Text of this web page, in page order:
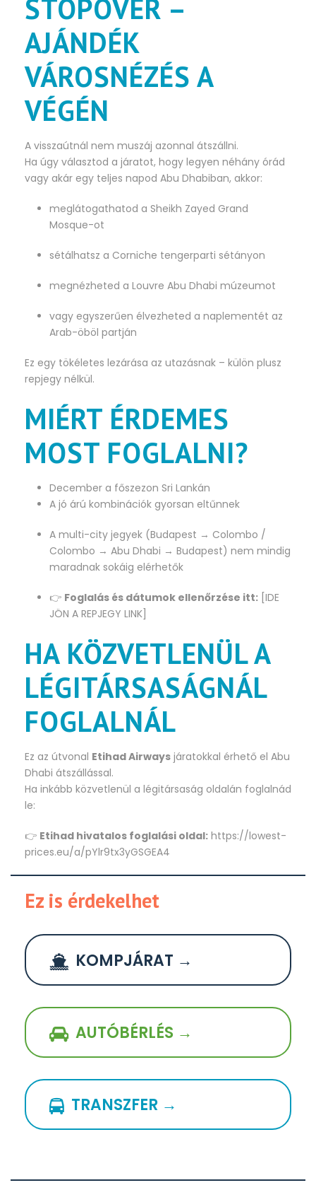
STOPOVER –
AJÁNDÉK
VÁROSNÉZÉS A
VÉGÉN
A visszaútnál nem muszáj azonnal átszállni.
Ha úgy választod a járatot, hogy legyen néhány órád
vagy akár egy teljes napod Abu Dhabiban, akkor:
meglátogathatod a Sheikh Zayed Grand
Mosque-ot
sétálhatsz a Corniche tengerparti sétányon
megnézheted a Louvre Abu Dhabi múzeumot
vagy egyszerűen élvezheted a naplementét az
Arab-öböl partján
Ez egy tökéletes lezárása az utazásnak – külön plusz
repjegy nélkül.
MIÉRT ÉRDEMES
MOST FOGLALNI?
December a főszezon Sri Lankán
A jó árú kombinációk gyorsan eltűnnek
A multi-city jegyek (Budapest → Colombo /
Colombo → Abu Dhabi → Budapest) nem mindig
maradnak sokáig elérhetők
👉 Foglalás és dátumok ellenőrzése itt: [IDE
JÖN A REPJEGY LINK]
HA KÖZVETLENÜL A
LÉGITÁRSASÁGNÁL
FOGLALNÁL
Ez az útvonal Etihad Airways járatokkal érhető el Abu
Dhabi átszállással.
Ha inkább közvetlenül a légitársaság oldalán foglalnád
le:
👉 Etihad hivatalos foglalási oldal: https://lowest-
prices.eu/a/pYlr9tx3yGSGEA4
Ez is érdekelhet
KOMPJÁRAT →
AUTÓBÉRLÉS →
TRANSZFER →